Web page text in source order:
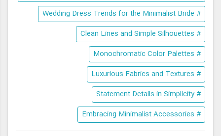
# Wedding Dress Trends for the Minimalist Bride
# Clean Lines and Simple Silhouettes
# Monochromatic Color Palettes
# Luxurious Fabrics and Textures
# Statement Details in Simplicity
# Embracing Minimalist Accessories